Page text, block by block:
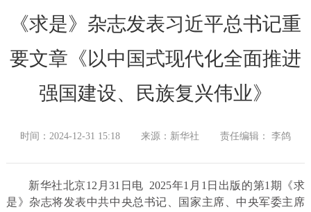
《求是》杂志发表习近平总书记重
要文章《以中国式现代化全面推进
强国建设、民族复兴伟业》
时间：2024-12-31 15:18 来源：新华社 责任编辑： 李鸽
新华社北京12月31日电 2025年1月1日出版的第1期《求
是》杂志将发表中共中央总书记、国家主席、中央军委主席